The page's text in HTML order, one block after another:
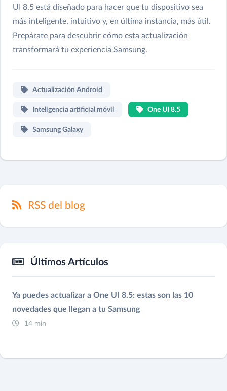
UI 8.5 está diseñado para hacer que tu dispositivo sea
más inteligente, intuitivo y, en última instancia, más útil.
Prepárate para descubrir cómo esta actualización
transformará tu experiencia Samsung.
Actualización Android
Inteligencia artificial móvil One UI 8.5
Samsung Galaxy
RSS del blog
Últimos Artículos
Ya puedes actualizar a One UI 8.5: estas son las 10
novedades que llegan a tu Samsung
14 min